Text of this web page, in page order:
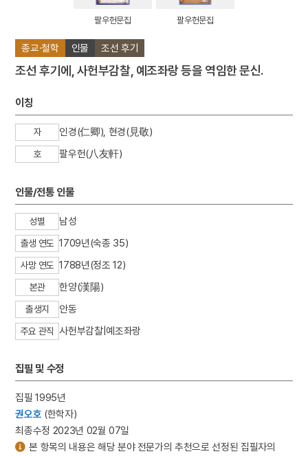
종교·철학 인물 조선 후기
조선 후기에, 사헌부감찰, 예조좌랑 등을 역임한 문신.
이칭
자 인경(仁卿), 현경(見敬)
호 팔우헌(八友軒)
인물/전통 인물
성별 남성
출생 연도 1709년(숙종 35)
사망 연도 1788년(정조 12)
본관 한양(漢陽)
출생지 안동
주요 관직 사헌부감찰|예조좌랑
집필 및 수정
집필 1995년
권오호 (한학자)
최종수정 2023년 02월 07일
팔우헌문집 팔우헌문집
본 항목의 내용은 해당 분야 전문가의 추천으로 선정된 집필자의